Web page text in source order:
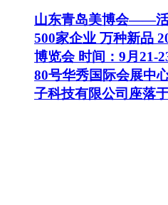
山东青岛美博会——活
500家企业 万种新品
博览会 时间：9月21-
80号华秀国际会展中
子科技有限公司座落